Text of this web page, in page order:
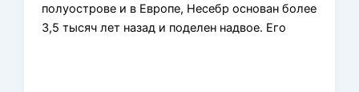
полуострове и в Европе, Несебр основан более
3,5 тысяч лет назад и поделен надвое. Его